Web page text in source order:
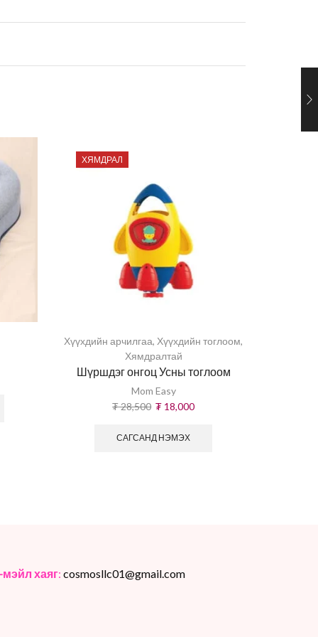
ХЯМДРАЛ
Хүүхдийн арчилгаа, Хүүхдийн тоглоом,
Хямдралтай
Шүршдэг онгоц Усны тоглоом
Mom Easy
₮28,500 ₮ 18,000
САГСАНД НЭМЭХ
хаяг: cosmosllc01@gmail.com